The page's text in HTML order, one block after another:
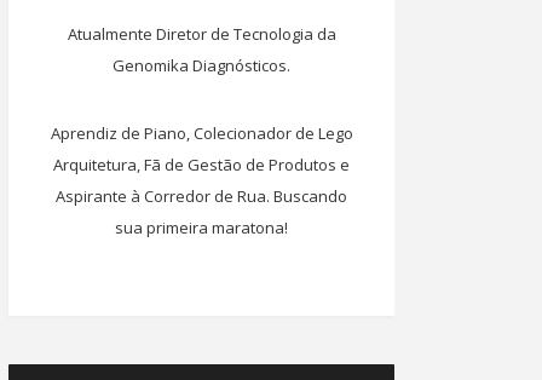
Atualmente Diretor de Tecnologia da
Genomika Diagnósticos.
Aprendiz de Piano, Colecionador de Lego
Arquitetura, Fã de Gestão de Produtos e
Aspirante à Corredor de Rua. Buscando
sua primeira maratona!